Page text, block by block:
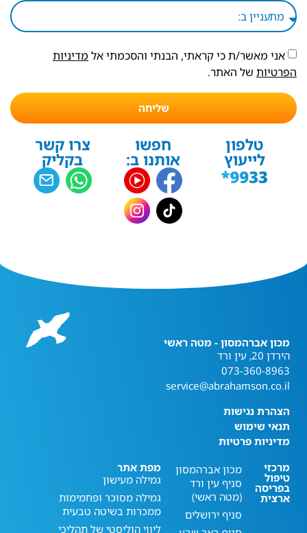
אני מאשר/ת כי קראתי, הבנתי והסכמתי אל מדיניות
הפרטיות של האתר.
שליחה
טלפון
לייעוץ
חפשו
אותנו ב:
צרו קשר
בקליק
מכון אברהמסון - מטה ראשי
הירדן 20, עין ורד
073-360-8963
service@abrahamson.co.il
הצהרת נגישות
תנאי שימוש
מדיניות פרטיות
מרכזי
טיפול
בפריסה
ארצית
מכון אברהמסון
סניף עין ורד
(מטה ראשי)
סניף ירושלים
מפת אתר
גמילה מעישון
גמילה מסוכר ופחמימות
ממכרות בשיטה טבעית
ליווי הוליסטי של תהליכי